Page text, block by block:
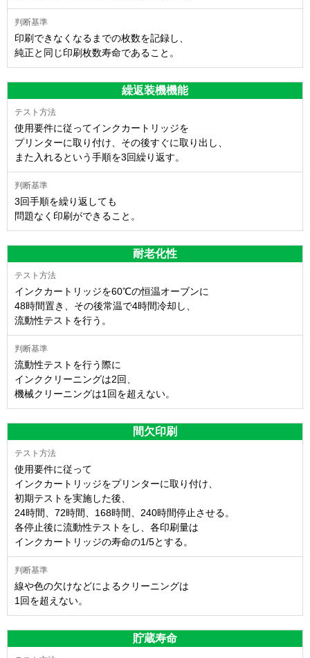
印刷できなくなるまでの枚数を記録し、
純正と同じ印刷枚数寿命であること。
繰返装機機能
使用要件に従ってインクカートリッジを
プリンターに取り付け、その後すぐに取り出し、
また入れるという手順を3回繰り返す。
3回手順を繰り返しても
問題なく印刷ができること。
耐老化性
インクカートリッジを60℃の恒温オーブンに
48時間置き、その後常温で4時間冷却し、
流動性テストを行う。
流動性テストを行う際に
インククリーニングは2回、
機械クリーニングは1回を超えない。
間欠印刷
使用要件に従って
インクカートリッジをプリンターに取り付け、
初期テストを実施した後、
24時間、72時間、168時間、240時間停止させる。
各停止後に流動性テストをし、各印刷量は
インクカートリッジの寿命の1/5とする。
線や色の欠けなどによるクリーニングは
1回を超えない。
貯蔵寿命